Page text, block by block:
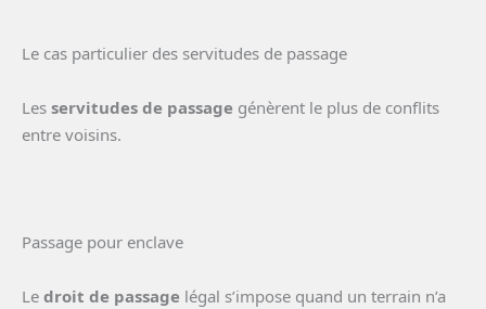
Le cas particulier des servitudes de passage
Les servitudes de passage génèrent le plus de conflits
entre voisins.
Passage pour enclave
Le droit de passage légal s’impose quand un terrain n’a